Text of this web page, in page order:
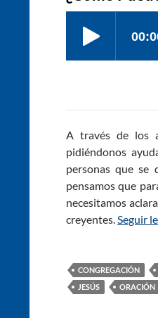
A través de los
pidiéndonos
personas que se
pensamos que
necesitamos
creyentes.Seguir
CONGREGACIÓN
JESÚS
ORACIÓN